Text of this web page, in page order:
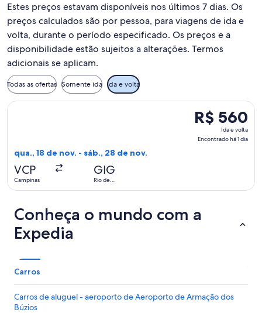
Estes preços estavam disponíveis nos últimos 7 dias. Os
preços calculados são por pessoa, para viagens de ida e
volta, durante o período especificado. Os preços e a
disponibilidade estão sujeitos a alterações. Termos
adicionais se aplicam.
Todas as ofertas Somente ida Ida e volta
R$ 560
Ida
e
R$ 560
Ida e volta
Encontrado há 1 dia
qua., 18 de nov. - sáb., 28 de nov.
VCP
Campinas
GIG
Rio de
Selecionar o voo da Azul, que sai em qua., 18 de nov. de
Conheça o mundo com a
Expedia
Carros
Carros de aluguel - aeroporto de Aeroporto de Armação dos
Búzios